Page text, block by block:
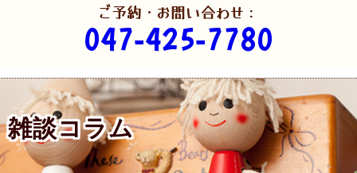
ご予約・お問い合わせ：
047-425-7780
雑談コラム